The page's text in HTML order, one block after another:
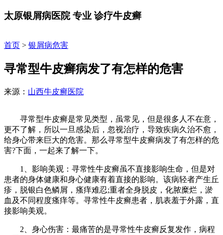
太原银屑病医院专业 诊疗牛皮癣
首页 > 银屑病危害
寻常型牛皮癣病发了有怎样的危害
来源： 山西牛皮癣医院
寻常型牛皮癣是常见类型，虽常见，但是很多人不在意，
更不了解，所以一旦感染后，忽视治疗，导致疾病久治不愈，
给身心带来巨大的危害。那么寻常型牛皮癣病发了有怎样的危
害?下面，一起来了解一下。
1、影响美观：寻常性牛皮癣虽不直接影响生命，但是对
患者的身体健康和身心健康有着直接的影响。该病轻者产生丘
疹，脱银白色鳞屑，瘙痒难忍;重者全身脱皮，化脓糜烂，淤
血及不同程度瘙痒等。寻常性牛皮癣患者，肌表羞于外露，直
接影响美观。
2、身心伤害：最痛苦的是寻常性牛皮癣反复发作，病程